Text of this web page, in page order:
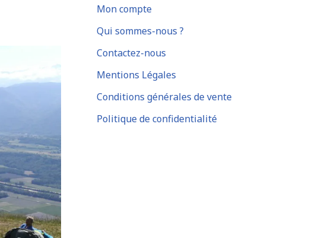
Mon compte
Qui sommes-nous ?
Contactez-nous
Mentions Légales
Conditions générales de vente
Politique de confidentialité